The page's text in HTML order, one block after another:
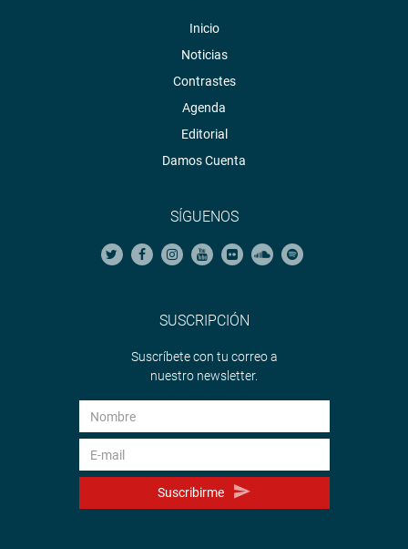
Inicio
Noticias
Contrastes
Agenda
Editorial
Damos Cuenta
SÍGUENOS
SUSCRIPCIÓN
Suscríbete con tu correo a
nuestro newsletter.
Suscribirme